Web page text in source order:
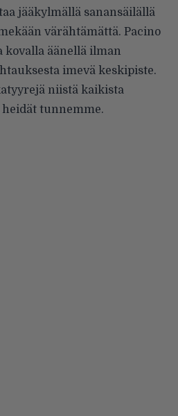
jääkylmällä sanansäilällä
värähtämättä. Pacino
äänellä ilman
imevä keskipiste.
niistä kaikista
tunnemme.